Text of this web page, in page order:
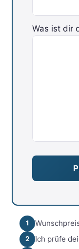
Bitte lasse
Was ist dir
1
2 Ich prüfe